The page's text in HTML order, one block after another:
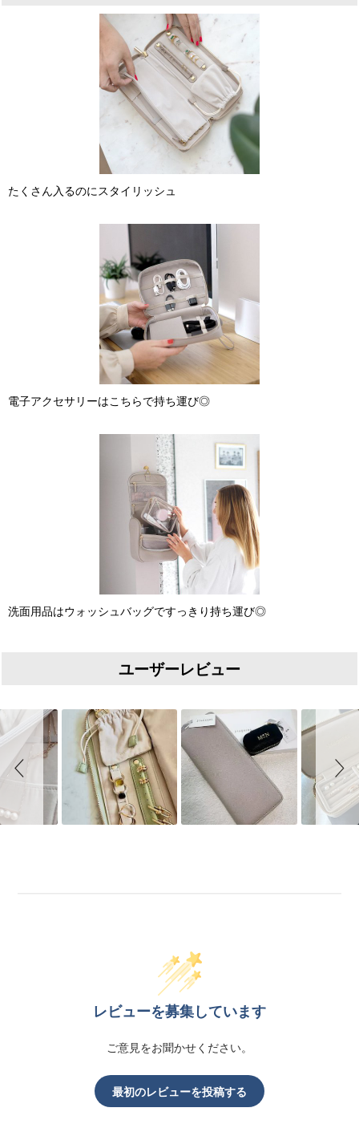
たくさん入るのにスタイリッシュ
電子アクセサリーはこちらで持ち運び◎
洗面用品はウォッシュバッグですっきり持ち運び◎
ユーザーレビュー
Slideshow
Slide controls
レビューを募集しています
ご意見をお聞かせください。
最初のレビューを投稿する